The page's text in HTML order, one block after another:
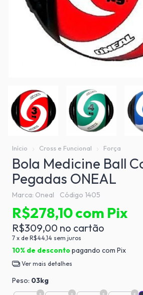
Início Cross e Funcional Força
Bola Medicine Ball
Pegadas ONEAL
Marca: Oneal Código 1405
R$309,00
R$278,10com Pix
7 x de R$44,14 sem juros
10% de descontopagando com Pix
Ver mais detalhes
Peso: 03kg